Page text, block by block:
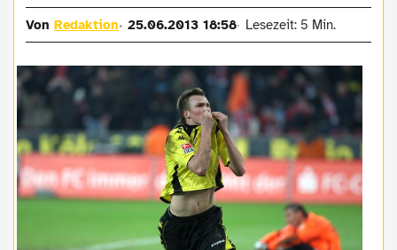
VonRedaktion 25.06.2013 18:58 Lesezeit: 5 Min.